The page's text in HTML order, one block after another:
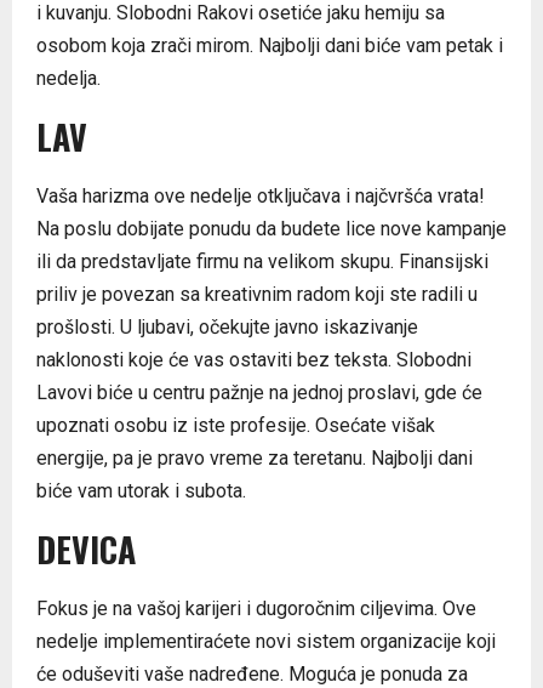
i kuvanju. Slobodni Rakovi osetiće jaku hemiju sa
osobom koja zrači mirom. Najbolji dani biće vam petak i
nedelja.
LAV
Vaša harizma ove nedelje otključava i najčvršća vrata!
Na poslu dobijate ponudu da budete lice nove kampanje
ili da predstavljate firmu na velikom skupu. Finansijski
priliv je povezan sa kreativnim radom koji ste radili u
prošlosti. U ljubavi, očekujte javno iskazivanje
naklonosti koje će vas ostaviti bez teksta. Slobodni
Lavovi biće u centru pažnje na jednoj proslavi, gde će
upoznati osobu iz iste profesije. Osećate višak
energije, pa je pravo vreme za teretanu. Najbolji dani
biće vam utorak i subota.
DEVICA
Fokus je na vašoj karijeri i dugoročnim ciljevima. Ove
nedelje implementiraćete novi sistem organizacije koji
će oduševiti vaše nadređene. Moguća je ponuda za